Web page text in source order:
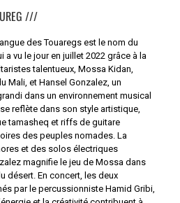
///
des Touaregs est le nom du
vu le jour en juillet 2022 grâce à la
talentueux, Mossa Kidan,
Mali, et Hansel Gonzalez, un
dans un environnement musical
reflète dans son style artistique,
tamasheq et riffs de guitare
des peuples nomades. La
et des solos électriques
magnifie le jeu de Mossa dans
désert. En concert, les deux
par le percussionniste Hamid Gribi,